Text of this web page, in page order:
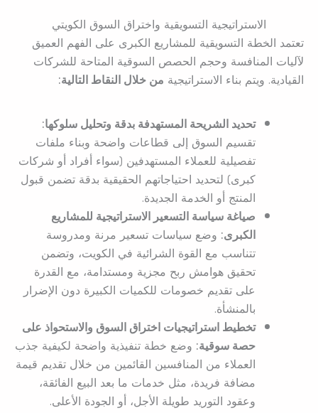
الاستراتيجية التسويقية واختراق السوق الكويتي
تعتمد الخطة التسويقية للمشاريع الكبرى على الفهم العميق
لآليات المنافسة وحجم الحصص السوقية المتاحة للشركات
القيادية. ويتم بناء الاستراتيجية من خلال النقاط التالية:
تحديد الشريحة المستهدفة بدقة وتحليل سلوكها:
تقسيم السوق إلى قطاعات واضحة وبناء ملفات
تفصيلية للعملاء المستهدفين (سواء أفراد أو شركات
كبرى) لتحديد احتياجاتهم الحقيقية بدقة تضمن قبول
المنتج أو الخدمة الجديدة.
صياغة سياسة التسعير الاستراتيجية للمشاريع
الكبرى: وضع سياسات تسعير مرنة ومدروسة
تتناسب مع القوة الشرائية في الكويت، وتضمن
تحقيق هوامش ربح مجزية ومستدامة، مع القدرة
على تقديم خصومات للكميات الكبيرة دون الإضرار
بالمنشأة.
تخطيط استراتيجيات اختراق السوق والاستحواذ على
حصة سوقية: وضع خطة تنفيذية واضحة لكيفية جذب
العملاء من المنافسين القائمين من خلال تقديم قيمة
مضافة فريدة، مثل خدمات ما بعد البيع الفائقة،
وعقود التوريد طويلة الأجل، أو الجودة الأعلى.